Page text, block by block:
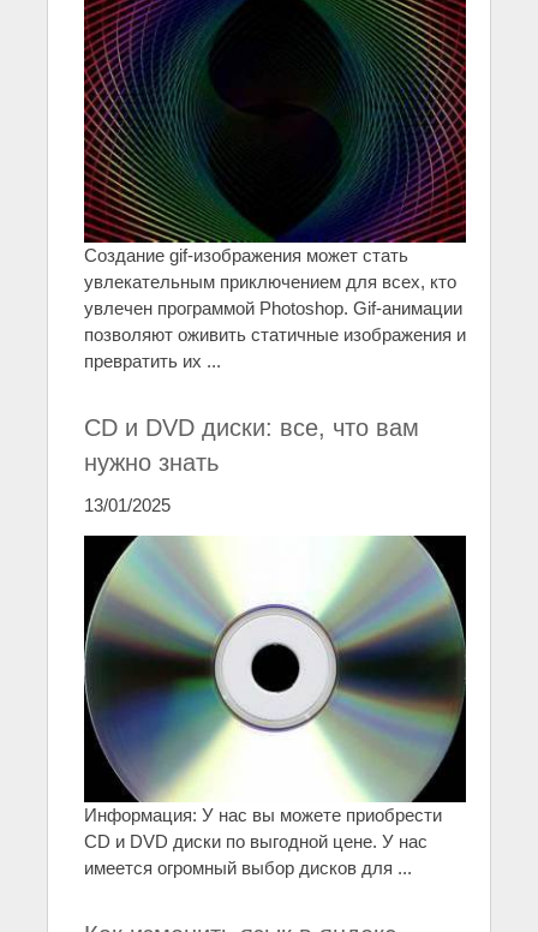
Создание gif-изображения может стать
увлекательным приключением для всех, кто
увлечен программой Photoshop. Gif-анимации
позволяют оживить статичные изображения и
превратить их ...
CD и DVD диски: все, что вам
нужно знать
13/01/2025
Информация: У нас вы можете приобрести
CD и DVD диски по выгодной цене. У нас
имеется огромный выбор дисков для ...